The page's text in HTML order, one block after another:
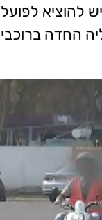
להוציא
החדה